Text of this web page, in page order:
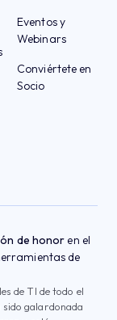
Eventos y
Webinars
Conviértete en
Socio
de honor en el
de
de TI de todo el
galardonada